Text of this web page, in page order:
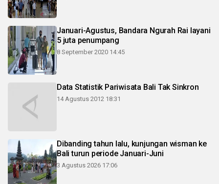
Januari-Agustus, Bandara Ngurah Rai layani
5 juta penumpang
8 September 2020 14:45
Data Statistik Pariwisata Bali Tak Sinkron
14 Agustus 2012 18:31
Dibanding tahun lalu, kunjungan wisman ke
Bali turun periode Januari-Juni
3 Agustus 2026 17:06